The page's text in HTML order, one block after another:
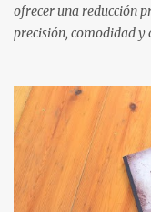
ofrecer una reducción
precisión, comodidad y
como un
estrategia global de
zona corporal y
resulta más relevante
protocolos que
tratamiento.